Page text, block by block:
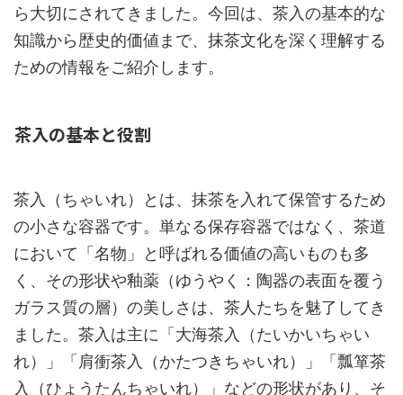
ら大切にされてきました。今回は、茶入の基本的な
知識から歴史的価値まで、抹茶文化を深く理解する
ための情報をご紹介します。
茶入の基本と役割
茶入（ちゃいれ）とは、抹茶を入れて保管するため
の小さな容器です。単なる保存容器ではなく、茶道
において「名物」と呼ばれる価値の高いものも多
く、その形状や釉薬（ゆうやく：陶器の表面を覆う
ガラス質の層）の美しさは、茶人たちを魅了してき
ました。茶入は主に「大海茶入（たいかいちゃい
れ）」「肩衝茶入（かたつきちゃいれ）」「瓢箪茶
入（ひょうたんちゃいれ）」などの形状があり、そ